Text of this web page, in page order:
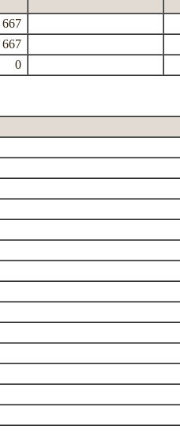
667
667
0